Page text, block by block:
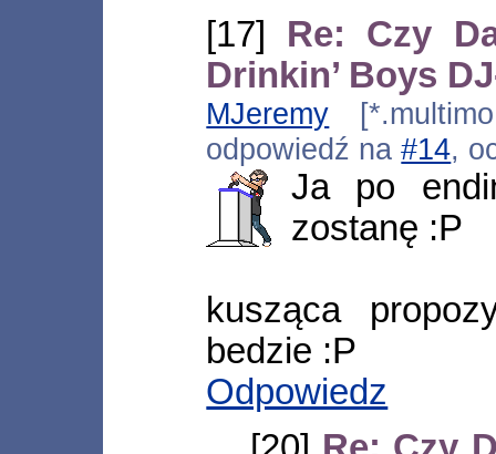
[17] Re: Czy
Drinkin’ Boys
MJeremy
odpowiedź na#14,
Ja po
zostanę :P
kusząca
bedzie :P
Odpowiedz